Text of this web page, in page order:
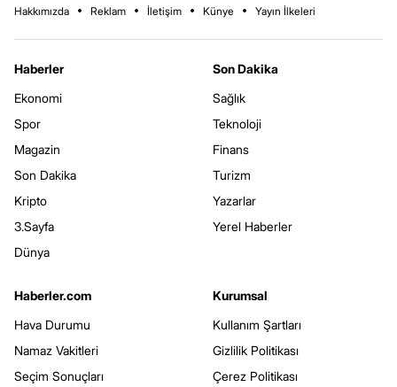
Hakkımızda Reklam İletişim Künye Yayın İlkeleri
Haberler
Ekonomi
Spor
Magazin
Son Dakika
Kripto
3.Sayfa
Dünya
Son Dakika
Sağlık
Teknoloji
Finans
Turizm
Yazarlar
Yerel Haberler
Haberler.com
Hava Durumu
Namaz Vakitleri
Seçim Sonuçları
Kurumsal
Kullanım Şartları
Gizlilik Politikası
Çerez Politikası